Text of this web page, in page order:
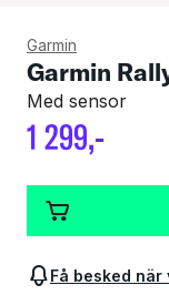
Garmin
Garmin
Med sensor
1 299,-
Få besked